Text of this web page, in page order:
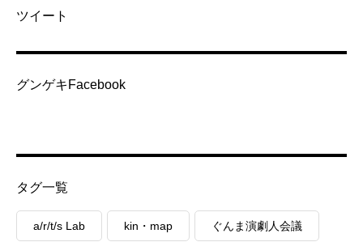
ツイート
グンゲキFacebook
タグ一覧
a/r/t/s Lab kin・map ぐんま演劇人会議